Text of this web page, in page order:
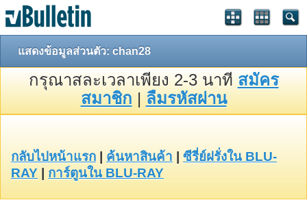
แสดงข้อมูลส่วนตัว: chan28
กรุณาสละเวลาเพียง 2-3 นาที สมัคร
สมาชิก | ลืมรหัสผ่าน
กลับไปหน้าแรก ค้นหาสินค้า
ซีรี่ย์ฝรั่งใน BLU-
RAY
การ์ตูนใน BLU-RAY